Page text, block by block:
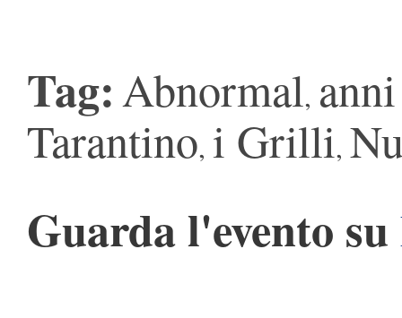
Tag:Abnormal,
Tarantino, i Grilli,
Guarda l'evento su